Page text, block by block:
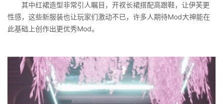
其中红裙造型非常引人瞩目，开衩长裙搭配高跟鞋，让伊芙更
性感，这些新服装也让玩家们激动不已，许多人期待Mod大神能在
此基础上创作出更优秀Mod。